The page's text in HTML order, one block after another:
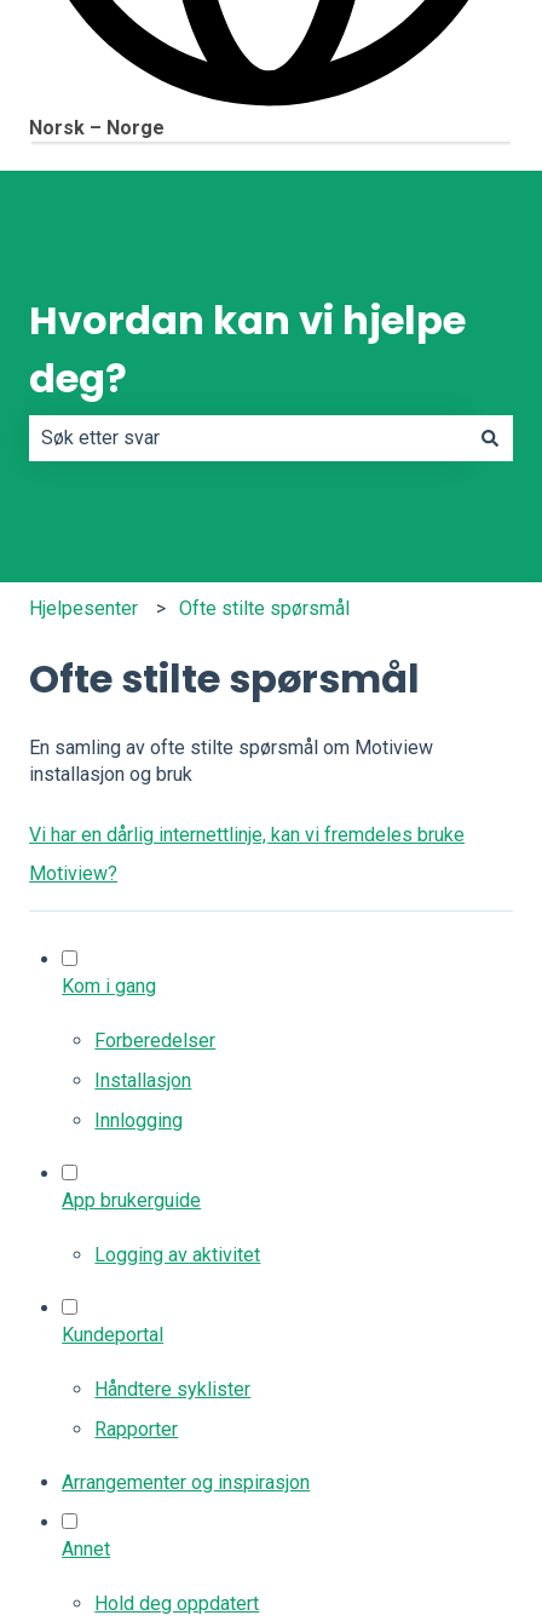
Norsk – Norge
Hvordan kan vi hjelpe
deg?
Hjelpesenter Ofte stilte spørsmål
Ofte stilte spørsmål
En samling av ofte stilte spørsmål om Motiview
installasjon og bruk
Vi har en dårlig internettlinje, kan vi fremdeles bruke
Motiview?
Kom i gang
Forberedelser
Installasjon
Innlogging
App brukerguide
Logging av aktivitet
Kundeportal
Håndtere syklister
Rapporter
Arrangementer og inspirasjon
Annet
Hold deg oppdatert